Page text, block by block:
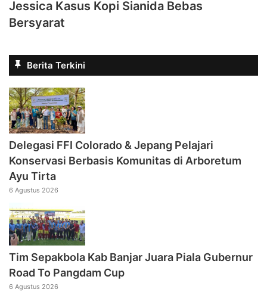
Jessica Kasus Kopi Sianida Bebas
Bersyarat
Berita Terkini
Delegasi FFI Colorado & Jepang Pelajari
Konservasi Berbasis Komunitas di Arboretum
Ayu Tirta
6 Agustus 2026
Tim Sepakbola Kab Banjar Juara Piala Gubernur
Road To Pangdam Cup
6 Agustus 2026